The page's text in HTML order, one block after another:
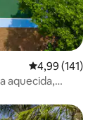
4,99 de uma
4,99 (141)
aquecida,